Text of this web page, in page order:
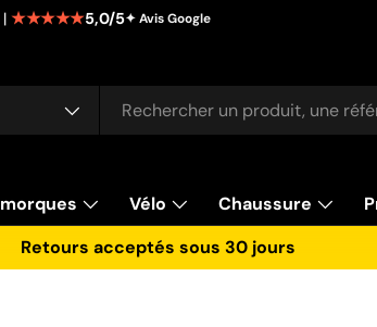
★★★★★5,0/5✦ Avis Google
Vélo Chaussure
Retours acceptés sous 30 jours